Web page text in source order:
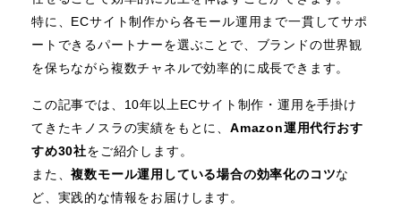
特に、ECサイト制作から各モール運用まで一貫してサポ
ートできるパートナーを選ぶことで、ブランドの世界観
を保ちながら複数チャネルで効率的に成長できます。
この記事では、10年以上ECサイト制作・運用を手掛け
てきたキノスラの実績をもとに、Amazon運用代行おす
すめ30社をご紹介します。
また、複数モール運用している場合の効率化のコツな
ど、実践的な情報をお届けします。